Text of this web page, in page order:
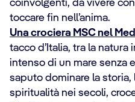
coinvolgenti, da vivere
toccare fin nell’anima.
Una crociera MSC nel
tacco d’Italia, tra la natura
intenso di un mare senza
saputo dominare la storia,
spiritualità nei secoli,